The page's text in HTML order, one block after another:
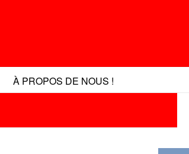
À PROPOS DE NOUS !